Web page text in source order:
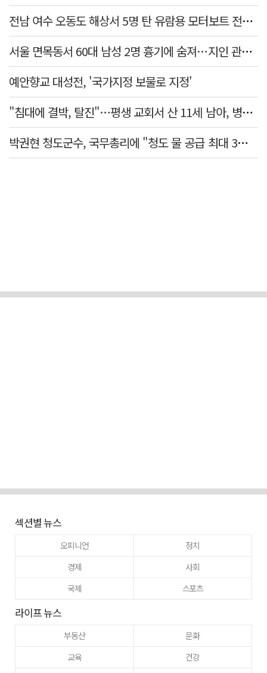
전남 여수 오동도 해상서 5명 탄 유람용 모터보트 전복…2명 숨져
서울 면목동서 60대 남성 2명 흉기에 숨져…지인 관계로 추정
예안향교 대성전, '국가지정 보물로 지정'
"침대에 결박, 탈진"…평생 교회서 산 11세 남아, 병원 이송 끝 숨져
박권현 청도군수, 국무총리에 "청도 물 공급 최대 3만t 늘려달라"
섹션별 뉴스
오피니언
정치
경제
사회
국제
스포츠
라이프 뉴스
부동산
문화
교육
건강